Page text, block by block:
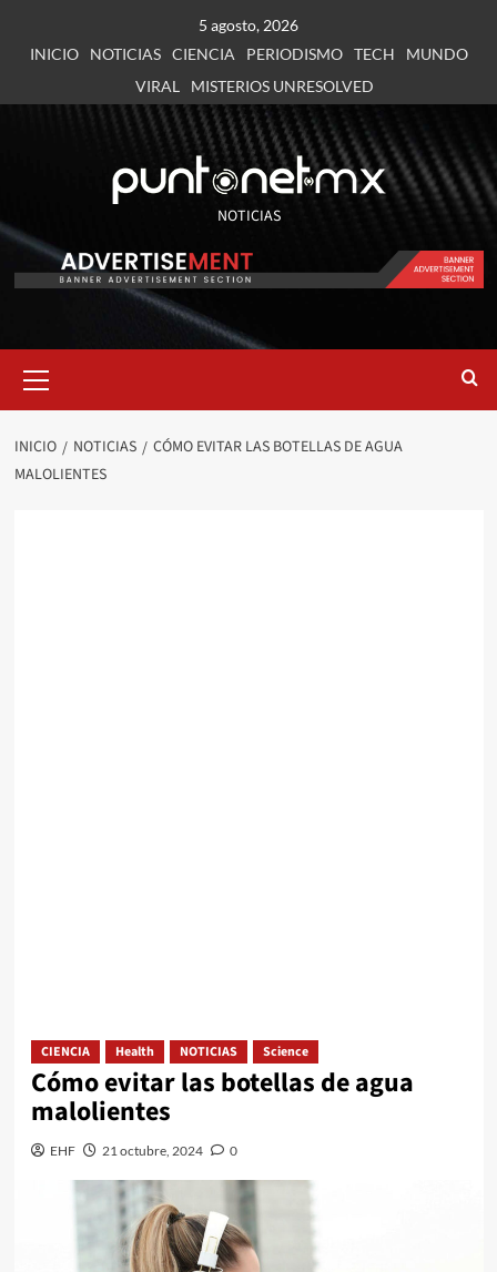
5 agosto, 2026
INICIO
NOTICIAS CIENCIA PERIODISMO TECH
MUNDO
VIRAL
MISTERIOS UNRESOLVED
NOTICIAS
INICIO NOTICIAS
CÓMO EVITAR LAS BOTELLAS DE AGUA
MALOLIENTES
CIENCIA Health NOTICIAS Science
Cómo evitar las botellas de agua
malolientes
EHF 21 octubre, 2024 0